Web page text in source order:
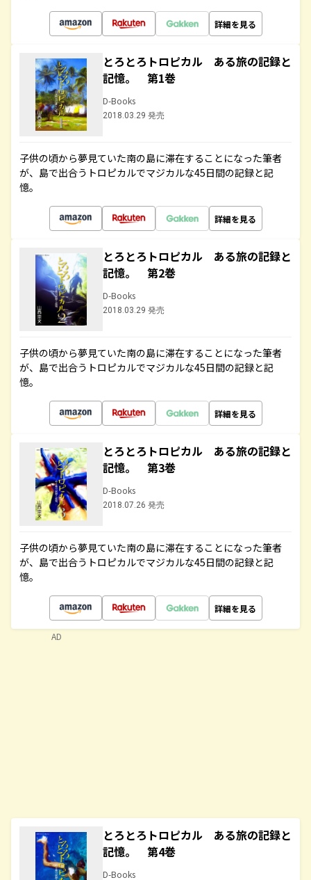
詳細を見る
とろとろトロピカル ある旅の記録と
記憶。 第1巻
D-Books
2018.03.29 発売
子供の頃から夢見ていた南の島に滞在することになった筆者
が、島で出合うトロピカルでマジカルな45日間の記録と記
憶。
詳細を見る
とろとろトロピカル ある旅の記録と
記憶。 第2巻
D-Books
2018.03.29 発売
子供の頃から夢見ていた南の島に滞在することになった筆者
が、島で出合うトロピカルでマジカルな45日間の記録と記
憶。
詳細を見る
とろとろトロピカル ある旅の記録と
記憶。 第3巻
D-Books
2018.07.26 発売
子供の頃から夢見ていた南の島に滞在することになった筆者
が、島で出合うトロピカルでマジカルな45日間の記録と記
憶。
詳細を見る
とろとろトロピカル ある旅の記録と
記憶。 第4巻
D-Books
AD